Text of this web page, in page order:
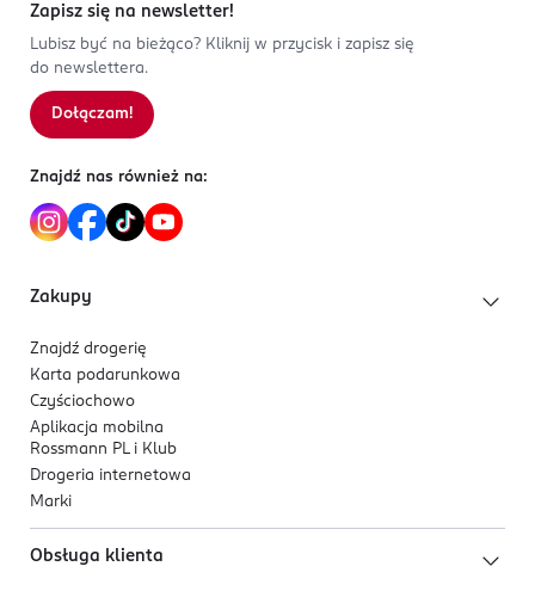
2
1
0%
Sortowanie wg
Zapisz się na newsletter!
Lubisz być na bieżąco? Kliknij w przycisk i zapisz się
do newslettera.
Dołączam!
Znajdź nas również na:
Zakupy
Znajdź drogerię
Karta podarunkowa
Czyściochowo
Aplikacja mobilna
Rossmann PL i Klub
Drogeria internetowa
Marki
Obsługa klienta